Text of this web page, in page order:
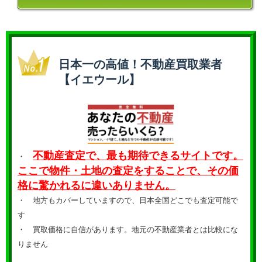
日本一の高値！不動産買取業者
【イエウール】
・ 不動産査定で、最も期待できるサイトです。
ここで物件・土地の査定をすることで、その価
格に驚かれるに違いありません。
・ 地方もカバーしていますので、日本全国どこでも査定可能で
す
・ 買取価格に自信があります。地元の不動産業者とは比較にな
りません